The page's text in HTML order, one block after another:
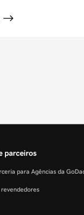
parceiros
para Agências da